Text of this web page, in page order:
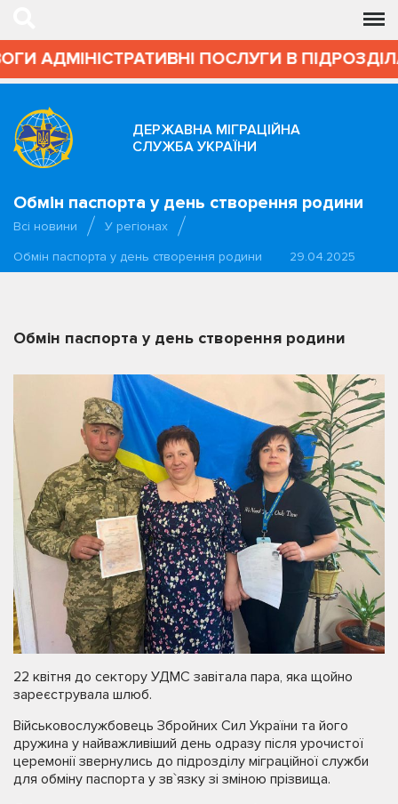
АДМІНІСТРАТИВНІ ПОСЛУГИ В
ДЕРЖАВНА МІГРАЦІЙНА
СЛУЖБА УКРАЇНИ
Обмін паспорта у день створення родини
Всі новини
У регіонах
Обмін паспорта у день створення родини
29.04.2025
Обмін паспорта у день створення родини
22 квітня до сектору УДМС завітала пара, яка щойно
зареєструвала шлюб.
Військовослужбовець Збройних Сил України та його
дружина у найважливіший день одразу після урочистої
церемонії звернулись до підрозділу міграційної служби
для обміну паспорта у зв`язку зі зміною прізвища.